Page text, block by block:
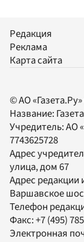
Редакция
Реклама
Карта сайта
© АО
Название:
Учредитель:АО
7743625728
Адрес
улица, дом 67
Адрес редакции
Варшавское
Телефон
Факс:+7 (495)
Электронная